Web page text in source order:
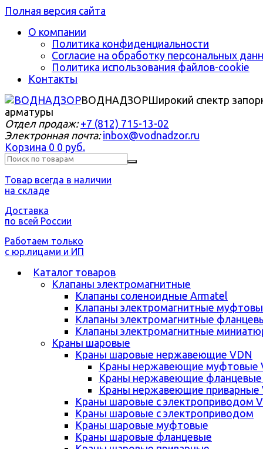
Полная версия сайта
О компании
Политика конфиденциальности
Согласие на обработку персональных
Политика использования файлов-cookie
Контакты
ВОДНАДЗОРШирокий спектр
арматуры
Отдел продаж: +7 (812) 715-13-02
Электронная почта: inbox@vodnadzor.ru
Корзина 0 0 руб.
Товар всегда в наличии
на складе
Доставка
по всей России
Работаем только
с юр.лицами и ИП
Каталог товаров
Клапаны электромагнитные
Клапаны соленоидные Armatel
Клапаны электромагнитные
Клапаны электромагнитные
Клапаны электромагнитные
Краны шаровые
Краны шаровые нержавеющие VDN
Краны нержавеющие муфтовые
Краны нержавеющие фланцевые
Краны нержавеющие приварные
Краны шаровые с электроприводом
Краны шаровые с электроприводом
Краны шаровые муфтовые
Краны шаровые фланцевые